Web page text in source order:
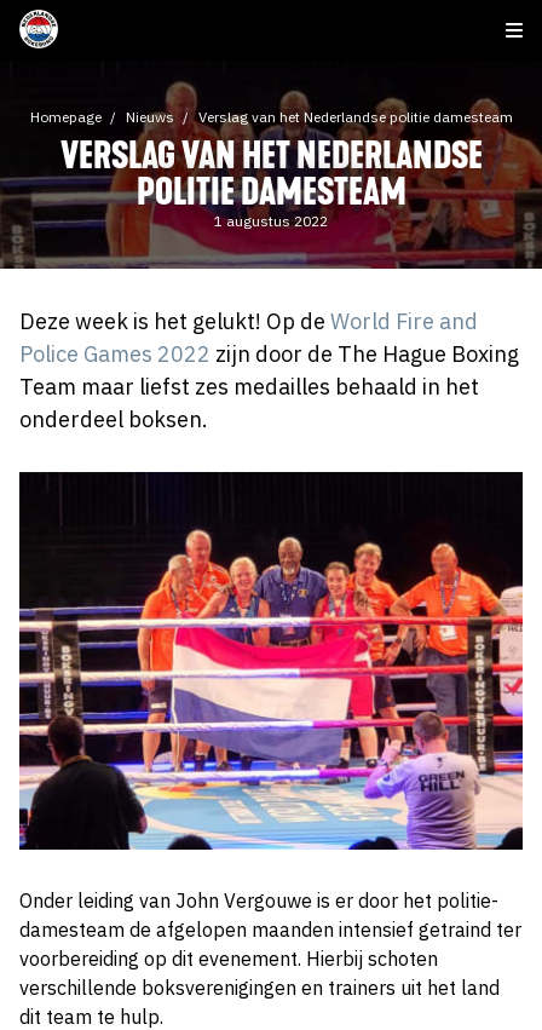
Homepage Nieuws Verslag van het Nederlandse politie damesteam
VERSLAG VAN HET NEDERLANDSE
POLITIE DAMESTEAM
1 augustus 2022
Deze week is het gelukt! Op de World Fire and
Police Games 2022 zijn door de The Hague Boxing
Team maar liefst zes medailles behaald in het
onderdeel boksen.
Onder leiding van John Vergouwe is er door het politie-
damesteam de afgelopen maanden intensief getraind ter
voorbereiding op dit evenement. Hierbij schoten
verschillende boksverenigingen en trainers uit het land
dit team te hulp.